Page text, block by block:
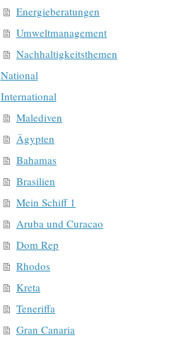
Energieberatungen
Umweltmanagement
Nachhaltigkeitsthemen
National
International
Malediven
Ägypten
Bahamas
Brasilien
Mein Schiff 1
Aruba und Curacao
Dom Rep
Rhodos
Kreta
Teneriffa
Gran Canaria